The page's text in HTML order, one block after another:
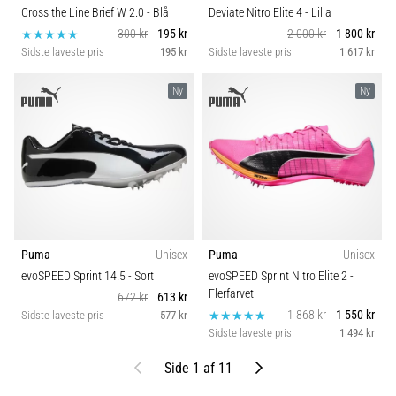
Cross the Line Brief W 2.0 - Blå
300 kr
195 kr
Sidste laveste pris 195 kr
Deviate Nitro Elite 4- Lilla
2 000 kr
1 800 kr
Sidste laveste pris 1 617 kr
Ny
Puma
Unisex
evoSPEED Sprint 14.5- Sort
672 kr
613 kr
Sidste laveste pris 577 kr
Ny
Puma
Unisex
evoSPEED Sprint Nitro Elite 2-
Flerfarvet
1 868 kr
1 550 kr
Sidste laveste pris 1 494 kr
TidligereSide 1 af 11 Næste